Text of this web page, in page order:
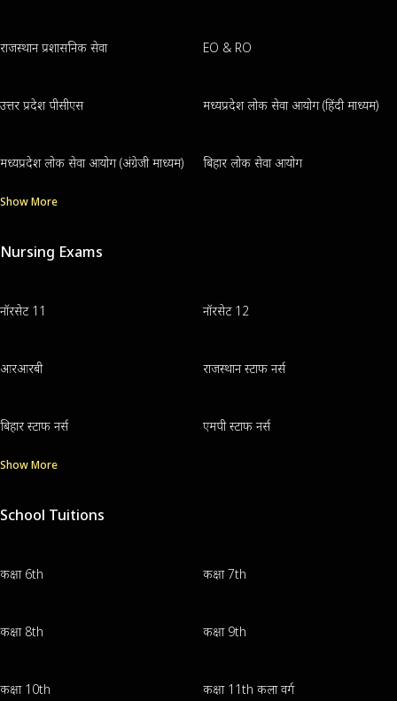
राजस्थान प्रशासनिक सेवा EO & RO
उत्तर प्रदेश पीसीएस मध्यप्रदेश लोक सेवा आयोग (हिंदी माध्यम)
मध्यप्रदेश लोक सेवा आयोग (अंग्रेजी माध्यम) बिहार लोक सेवा आयोग
Show More
Nursing Exams
नॉरसेट 11 नॉरसेट 12
आरआरबी राजस्थान स्टाफ नर्स
बिहार स्टाफ नर्स एमपी स्टाफ नर्स
Show More
School Tuitions
कक्षा 6th कक्षा 7th
कक्षा 8th कक्षा 9th
कक्षा 10th कक्षा 11th कला वर्ग